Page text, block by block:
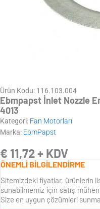
Ürün Kodu: 116.103.004
Ebmpapst İnlet Nozzle
4013
Kategori: Fan Motorları
Marka: EbmPapst
€ 11,72+ KDV
ÖNEMLİ BİLGİLENDİRME
Sitemizdeki fiyatlar, ürünlerin
sunabilmemiz için satış
Size en uygun çözümleri